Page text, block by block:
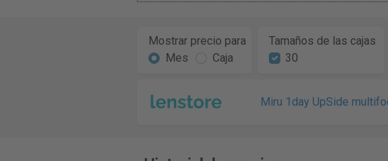
Mostrar precio para
Mes
Caja
Tamaños de las cajas
30
Miru 1day UpSide